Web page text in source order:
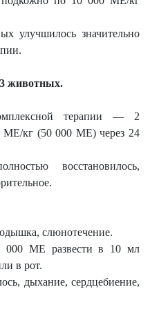
улучшилось значительно
животных.
терапии — 2
МЕ/кг (50 000 МЕ) через 24
восстановилось,
слюнотечение.
000 МЕ развести в 10 мл
в рот.
дыхание, сердцебиение,